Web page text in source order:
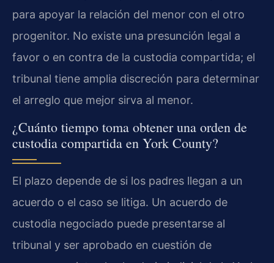
para apoyar la relación del menor con el otro
progenitor. No existe una presunción legal a
favor o en contra de la custodia compartida; el
tribunal tiene amplia discreción para determinar
el arreglo que mejor sirva al menor.
¿Cuánto tiempo toma obtener una orden de
custodia compartida en York County?
El plazo depende de si los padres llegan a un
acuerdo o el caso se litiga. Un acuerdo de
custodia negociado puede presentarse al
tribunal y ser aprobado en cuestión de